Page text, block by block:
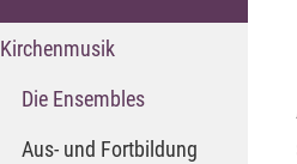
Kirchenmusik
Die Ensembles(current)
Aus- und Fortbildung